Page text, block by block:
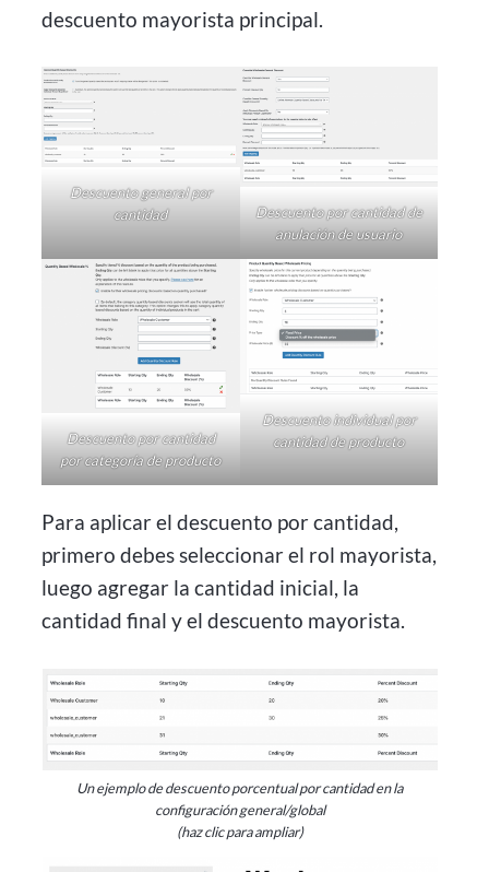
descuento mayorista principal.
Descuento general por
cantidad
Descuento por cantidad de
anulación de usuario
Descuento por cantidad
por categoría de producto
Descuento individual por
cantidad de producto
Para aplicar el descuento por cantidad,
primero debes seleccionar el rol mayorista,
luego agregar la cantidad inicial, la
cantidad final y el descuento mayorista.
Un ejemplo de descuento porcentual por cantidad en la
configuración general/global
(haz clic para ampliar)